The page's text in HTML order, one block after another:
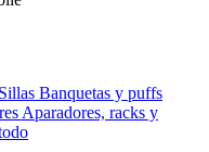
Sillas Banquetas y puffs
Aparadores, racks y